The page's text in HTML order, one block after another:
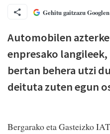
Gehitu gaitzazu Googlen
Automobilen
enpresako
bertan behera utzi
deituta zuten egun
Bergarako eta Gasteizko